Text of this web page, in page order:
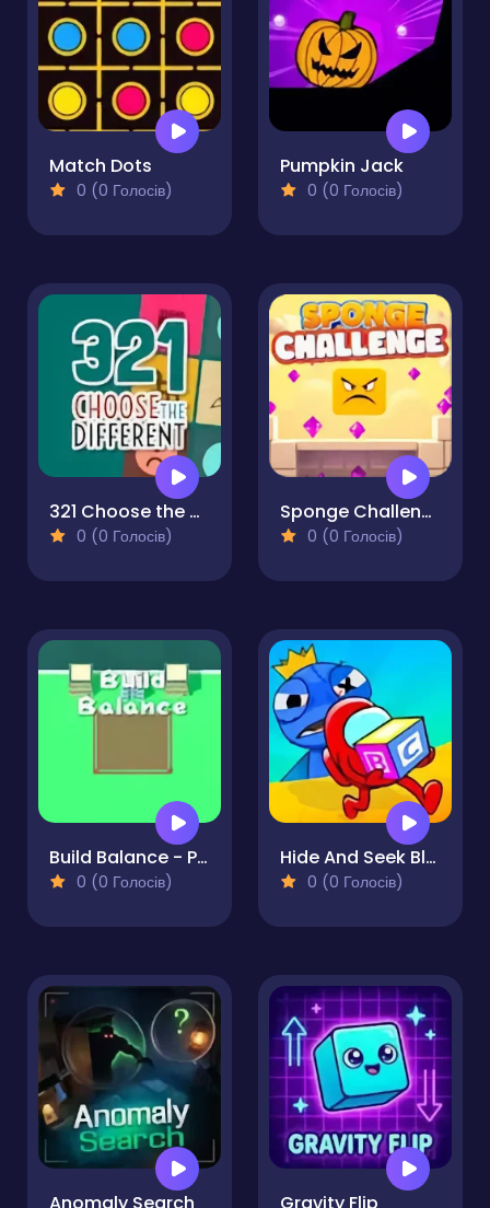
Match Dots
0 (0 Голосів)
Pumpkin Jack
0 (0 Голосів)
321 Choose the Different
0 (0 Голосів)
Sponge Challenge
0 (0 Голосів)
Build Balance - Physics Puzzle
0 (0 Голосів)
Hide And Seek Blue Monster
0 (0 Голосів)